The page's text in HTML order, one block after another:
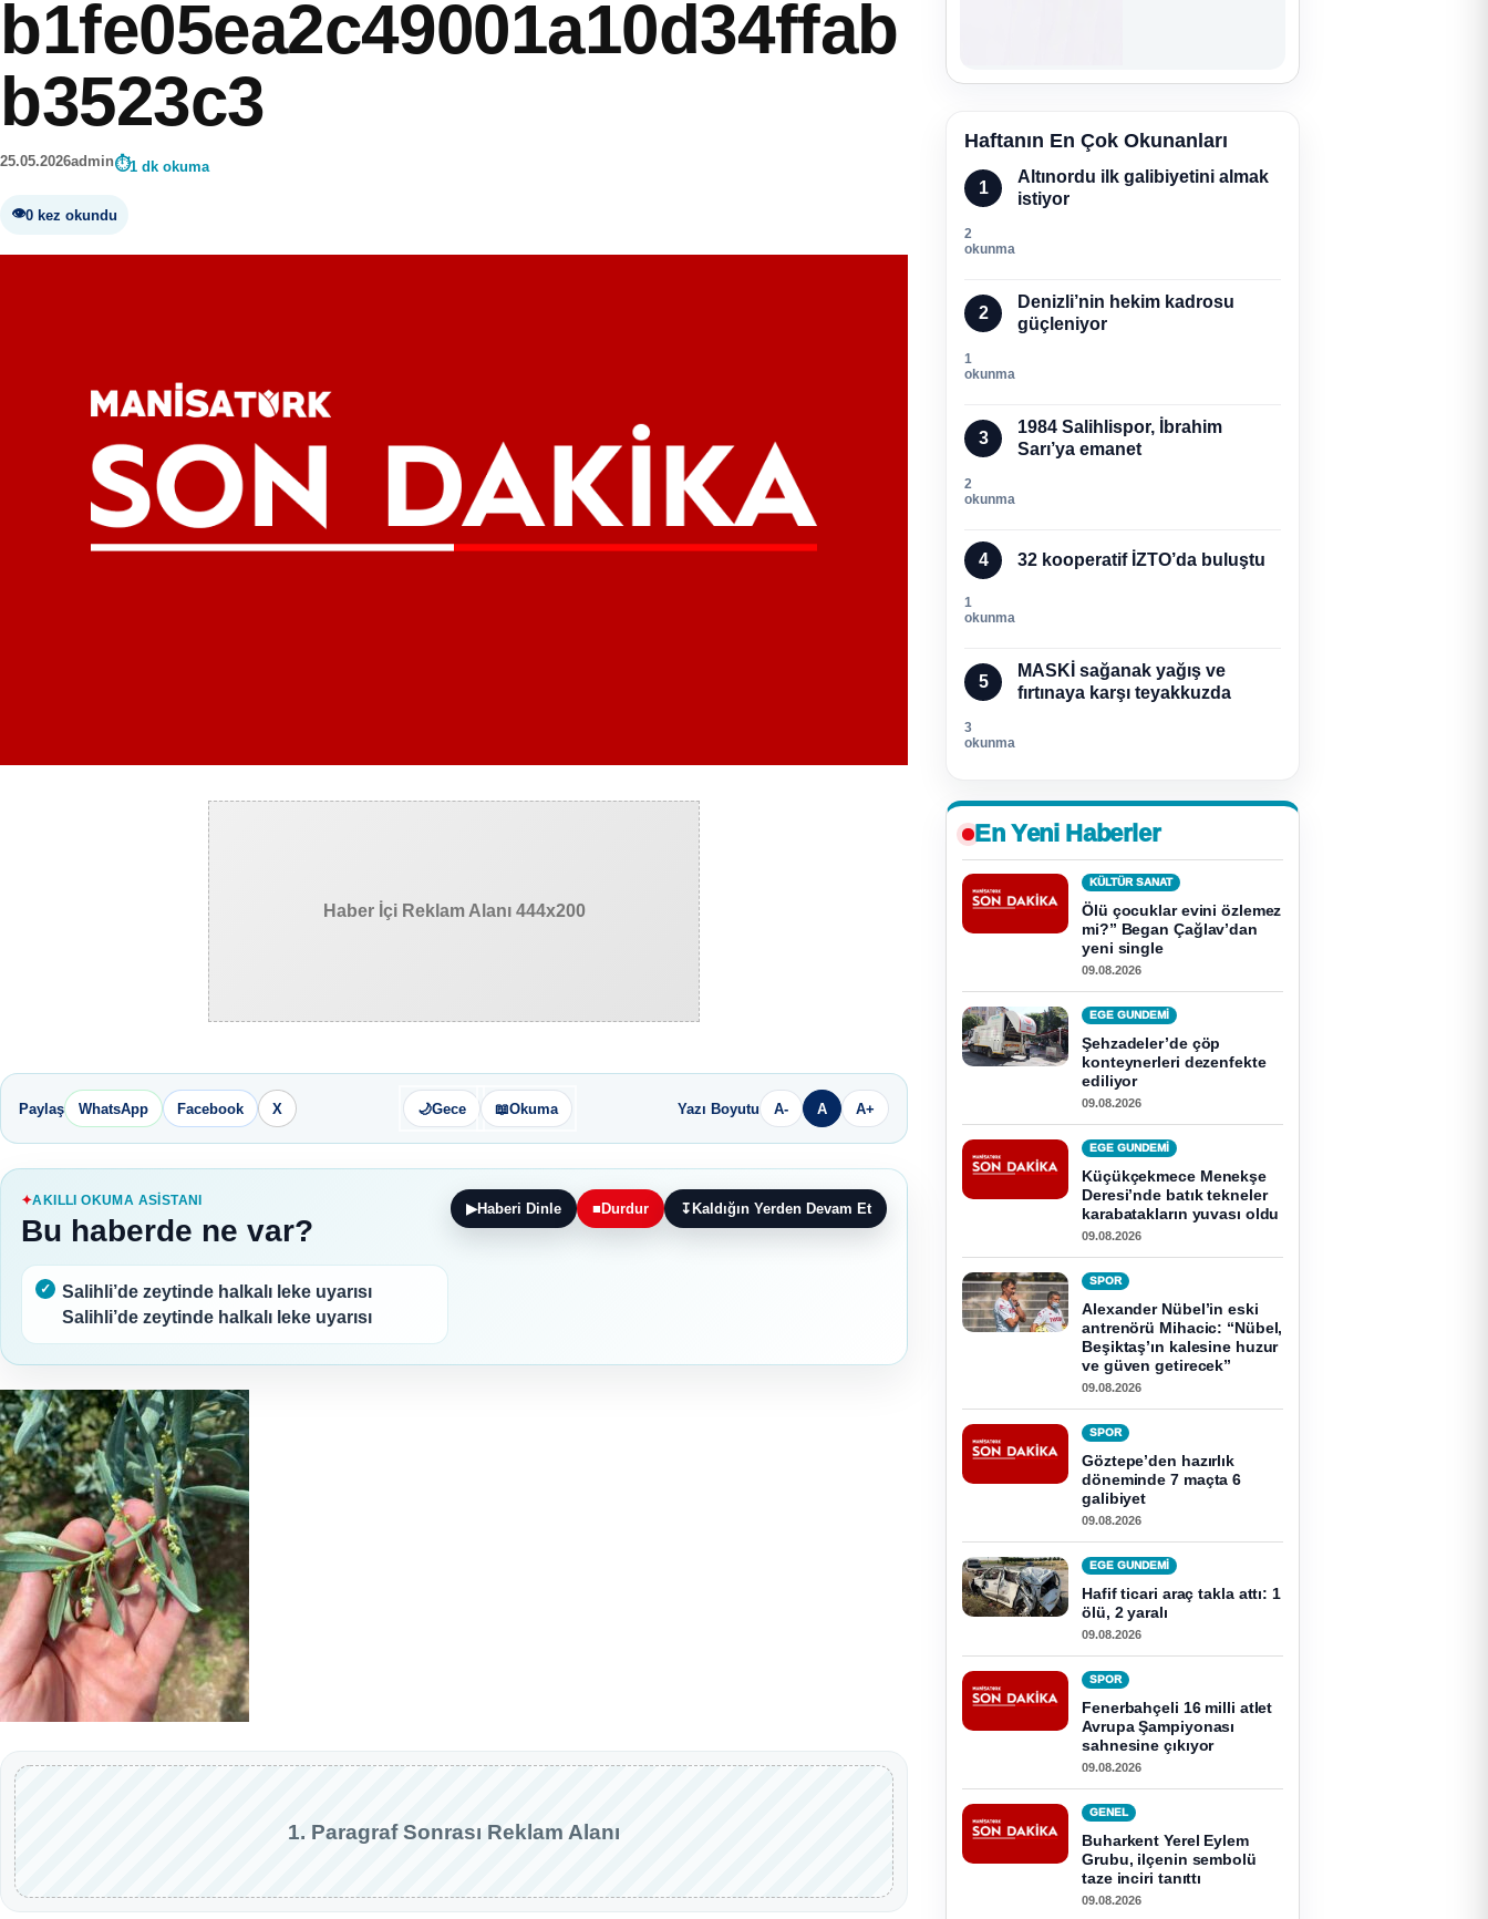
b1fe05ea2c49001a10d34ffab
b3523c3
25.05.2026admin 1 dk okuma
0 kez okundu
Haber İçi Reklam Alanı 444x200
Paylaş WhatsApp Facebook X 🌙Gece 📖Okuma Yazı Boyutu A- A A+
AKILLI OKUMA ASISTANI
Bu haberde ne var?
▶Haberi Dinle ■ Durdur ↧ Kaldığın Yerden Devam Et
Salihli’de zeytinde halkalı leke uyarısı
Salihli’de zeytinde halkalı leke uyarısı
1. Paragraf Sonrası Reklam Alanı
Haftanın En Çok Okunanları
1
Altınordu ilk galibiyetini almak
istiyor
2
okunma
2
Denizli’nin hekim kadrosu
güçleniyor
1
okunma
3
1984 Salihlispor, İbrahim
Sarı’ya emanet
2
okunma
4 32 kooperatif İZTO’da buluştu
1
okunma
5
MASKİ sağanak yağış ve
fırtınaya karşı teyakkuzda
3
okunma
En Yeni Haberler
KÜLTÜR SANAT
Ölü çocuklar evini özlemez
mi?” Began Çağlav’dan
yeni single
09.08.2026
EGE GUNDEMİ
Şehzadeler’de çöp
konteynerleri dezenfekte
ediliyor
09.08.2026
EGE GUNDEMİ
Küçükçekmece Menekşe
Deresi’nde batık tekneler
karabatakların yuvası oldu
09.08.2026
SPOR
Alexander Nübel’in eski
antrenörü Mihacic: “Nübel,
Beşiktaş’ın kalesine huzur
ve güven getirecek”
09.08.2026
SPOR
Göztepe’den hazırlık
döneminde 7 maçta 6
galibiyet
09.08.2026
EGE GUNDEMİ
Hafif ticari araç takla attı: 1
ölü, 2 yaralı
09.08.2026
SPOR
Fenerbahçeli 16 milli atlet
Avrupa Şampiyonası
sahnesine çıkıyor
09.08.2026
GENEL
Buharkent Yerel Eylem
Grubu, ilçenin sembolü
taze inciri tanıttı
09.08.2026